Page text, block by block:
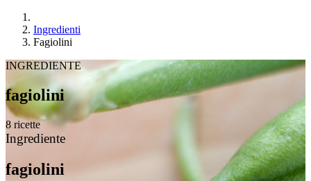
Ingredienti
Fagiolini
INGREDIENTE
fagiolini
8 ricette
Ingrediente
fagiolini